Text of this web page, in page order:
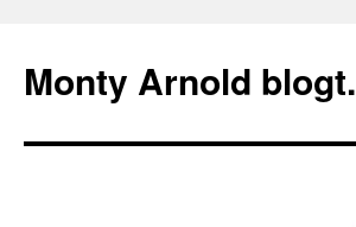
springen
Monty Arnold blogt.